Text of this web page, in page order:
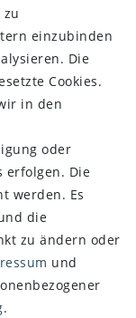
einzubinden
Die
Cookies.
in den
oder
erfolgen. Die
werden. Es
die
zu ändern oder
und
.